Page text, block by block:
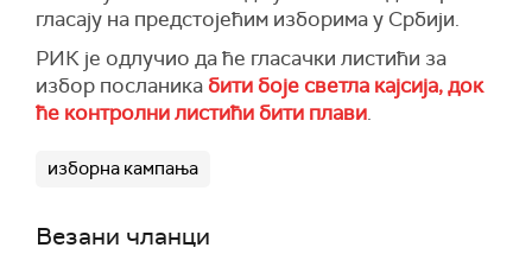
гласају на предстојећим изборима у Србији.
РИК је одлучио да ће гласачки листићи за
избор посланика бити боје светла кајсија, док
ће контролни листићи бити плави.
изборна кампања
Везани чланци